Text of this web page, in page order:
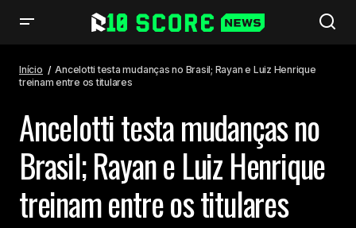
os titulares
Início
Ancelotti testa mudanças no Brasil; Rayan e Luiz Henrique
treinam entre os titulares
Ancelotti testa mudanças no
Brasil; Rayan e Luiz Henrique
treinam entre os titulares